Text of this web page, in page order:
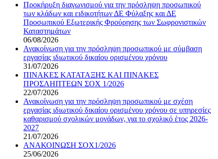
Προκήρυξη διαγωνισμού για την πρόσληψη προσωπικού
των κλάδων και ειδικοτήτων ΔΕ Φύλαξης και ΔΕ
Προσωπικού Εξωτερικής Φρούρησης των Σωφρονιστικών
Καταστημάτων
06/08/2026
Ανακοίνωση για την πρόσληψη προσωπικού με σύμβαση
εργασίας ιδιωτικού δικαίου ορισμένου χρόνου
31/07/2026
ΠΙΝΑΚΕΣ ΚΑΤΑΤΑΞΗΣ ΚΑΙ ΠΙΝΑΚΕΣ
ΠΡΟΣΛΗΠΤΕΩΝ ΣΟΧ 1/2026
22/07/2026
Ανακοίνωση για την πρόσληψη προσωπικού με σχέση
εργασίας ιδιωτικού δικαίου ορισμένου χρόνου σε υπηρεσίες
καθαρισμού σχολικών μονάδων, για το σχολικό έτος 2026-
2027
21/07/2026
ΑΝΑΚΟΙΝΩΣΗ ΣΟΧ1/2026
25/06/2026